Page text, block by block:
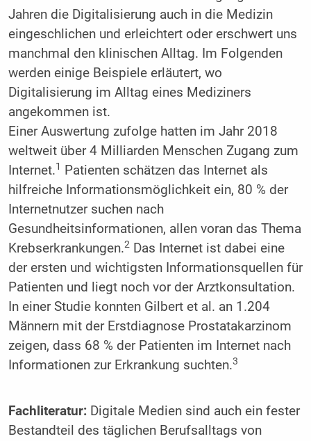
Jahren die Digitalisierung auch in die Medizin
eingeschlichen und erleichtert oder erschwert uns
manchmal den klinischen Alltag. Im Folgenden
werden einige Beispiele erläutert, wo
Digitalisierung im Alltag eines Mediziners
angekommen ist.
Einer Auswertung zufolge hatten im Jahr 2018
weltweit über 4 Milliarden Menschen Zugang zum
Internet.1
Patienten schätzen das Internet als
hilfreiche Informationsmöglichkeit ein, 80 % der
Internetnutzer suchen nach
Gesundheitsinformationen, allen voran das Thema
Krebserkrankungen.2Das Internet ist dabei eine
der ersten und wichtigsten Informationsquellen für
Patienten und liegt noch vor der Arztkonsultation.
In einer Studie konnten Gilbert et al. an 1.204
Männern mit der Erstdiagnose Prostatakarzinom
zeigen, dass 68 % der Patienten im Internet nach
Informationen zur Erkrankung suchten.3
Fachliteratur:Digitale Medien sind auch ein fester
Bestandteil des täglichen Berufsalltags von